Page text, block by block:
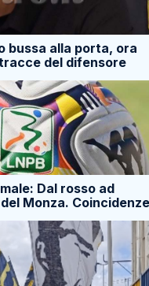
bussa alla porta, ora
del difensore
Dal rosso ad
Monza.